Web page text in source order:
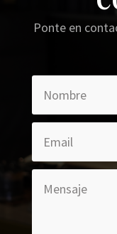
Ponte en